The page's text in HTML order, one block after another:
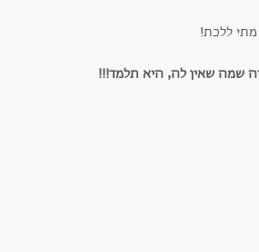
ללכת!
שמה שאין לה, היא תלמד!!!